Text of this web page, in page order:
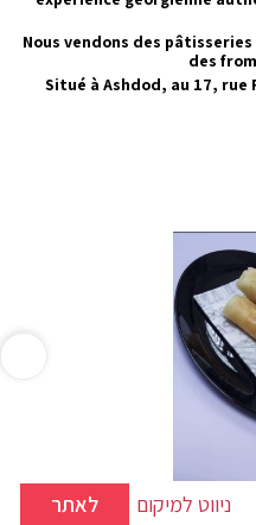
Nous vendons des
des
Situé à Ashdod, au 17, rue
לאתר ניווט למיקום